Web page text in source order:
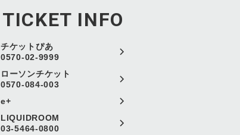
TICKET INFO
チケットぴあ
0570-02-9999
ローソンチケット
0570-084-003
e+
LIQUIDROOM
03-5464-0800